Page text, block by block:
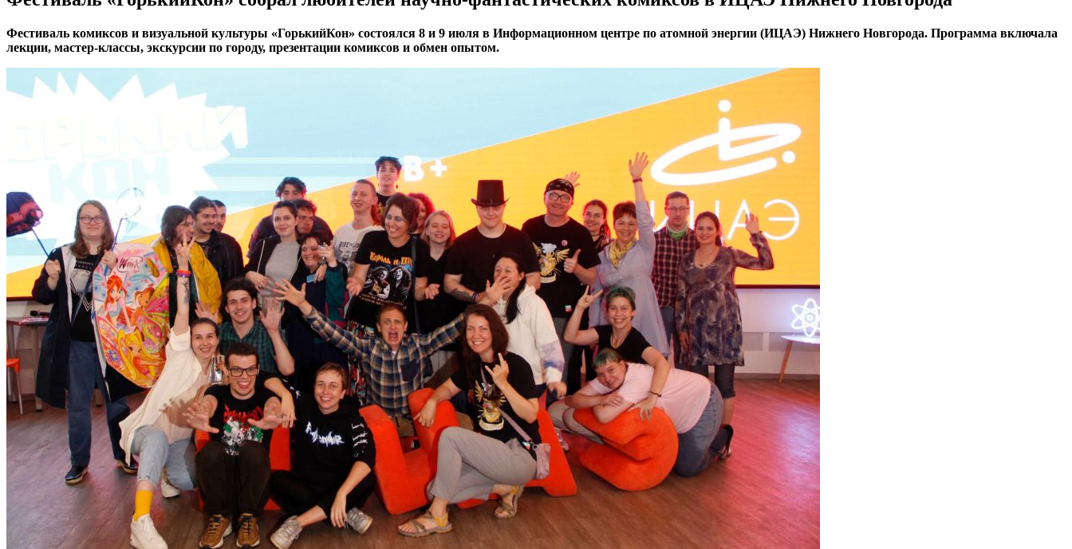
Фестиваль комиксов и визуальной культуры «ГорькийКон» состоялся 8 и 9 июля в Информационном центре по атомной энергии (ИЦАЭ) Нижнего Новгорода. Программа включала
лекции, мастер-классы, экскурсии по городу, презентации комиксов и обмен опытом.